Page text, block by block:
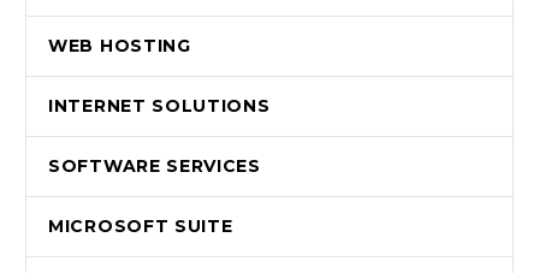
WEB HOSTING
INTERNET SOLUTIONS
SOFTWARE SERVICES
MICROSOFT SUITE